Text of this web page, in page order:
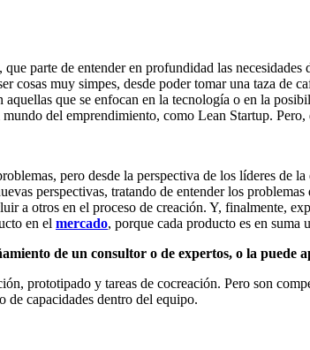
parte de entender en profundidad las
cosas muy simpes, desde poder tomar una taza
aquellas que se enfocan en la tecnología o en la
del emprendimiento, como Lean Startup.
pero desde la perspectiva de los líderes de
perspectivas, tratando de entender los
a otros en el proceso de creación. Y, finalmente,
en el mercado, porque cada producto es en suma
de un consultor o de expertos, o la puede
prototipado y tareas de cocreación. Pero son
de capacidades dentro del equipo.